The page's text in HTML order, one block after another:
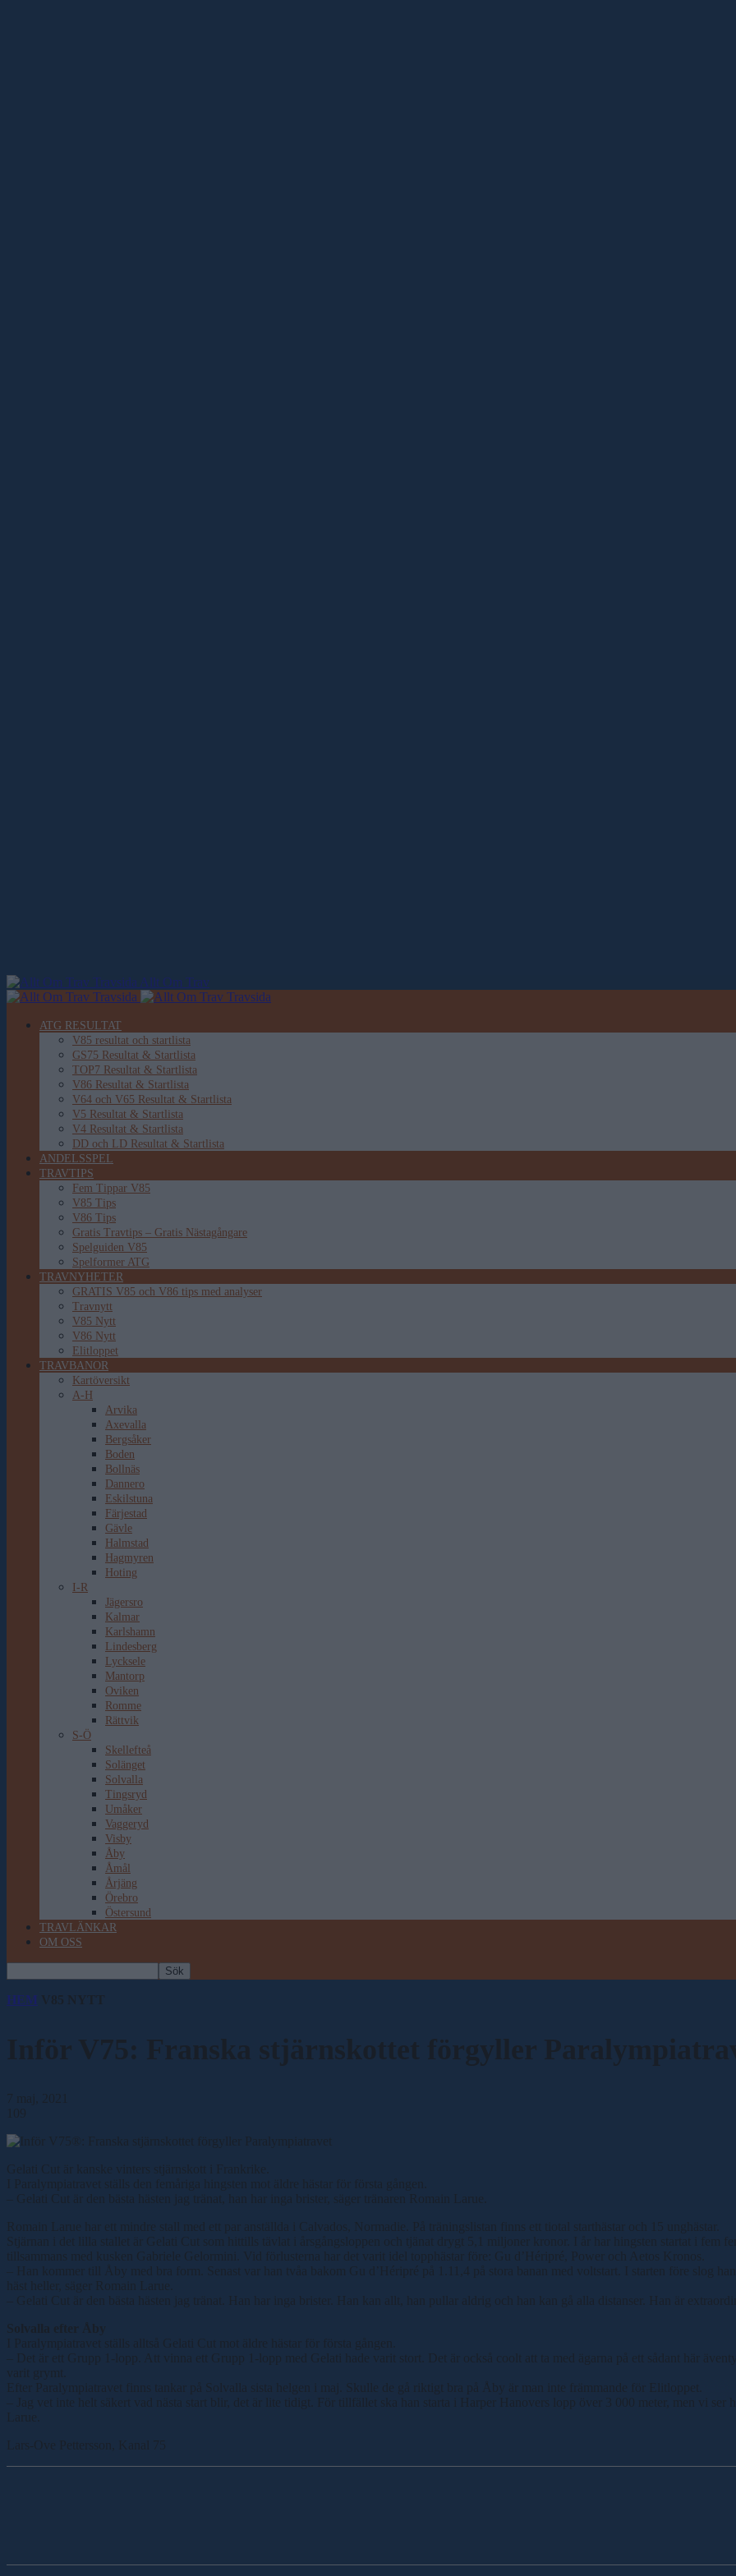
Allt Om Trav
ATG RESULTAT
V85 resultat och startlista
GS75 Resultat & Startlista
TOP7 Resultat & Startlista
V86 Resultat & Startlista
V64 och V65 Resultat & Startlista
V5 Resultat & Startlista
V4 Resultat & Startlista
DD och LD Resultat & Startlista
ANDELSSPEL
TRAVTIPS
Fem Tippar V85
V85 Tips
V86 Tips
Gratis Travtips – Gratis Nästagångare
Spelguiden V85
Spelformer ATG
TRAVNYHETER
GRATIS V85 och V86 tips med analyser
Travnytt
V85 Nytt
V86 Nytt
Elitloppet
TRAVBANOR
Kartöversikt
A-H
Arvika
Axevalla
Bergsåker
Boden
Bollnäs
Dannero
Eskilstuna
Färjestad
Gävle
Halmstad
Hagmyren
Hoting
I-R
Jägersro
Kalmar
Karlshamn
Lindesberg
Lycksele
Mantorp
Oviken
Romme
Rättvik
S-Ö
Skellefteå
Solänget
Solvalla
Tingsryd
Umåker
Vaggeryd
Visby
Åby
Åmål
Årjäng
Örebro
Östersund
TRAVLÄNKAR
OM OSS
HEM V85 NYTT
Inför V75: Franska stjärnskottet förgyller
7 maj, 2021
109
Gelati Cut är kanske vinters stjärnskott i Frankrike.
I Paralympiatravet ställs den femåriga hingsten mot äldre hästar för första gången.
– Gelati Cut är den bästa hästen jag tränat, han har inga brister, säger tränaren Romain Larue.
Romain Larue har ett mindre stall med ett par anställda i Calvados, Normadie. På träningslistan finns ett tiotal starthästar och 15 unghästar.
Stjärnan i det lilla stallet är Gelati Cut som hittills tävlat i årsgångsloppen och tjänat drygt 5,1 miljoner kronor. I år har hingsten startat i fem
tillsammans med kusken Gabriele Gelormini. Vid förlusterna har det varit idel topphästar före: Gu d’Héripré, Power och Aetos Kronos.
– Han kommer till Åby med bra form. Senast var han tvåa bakom Gu d’Héripré på 1.11,4 på stora banan med voltstart. I starten före slog
häst heller, säger Romain Larue.
– Gelati Cut är den bästa hästen jag tränat. Han har inga brister. Han kan allt, han pullar aldrig och han kan gå alla distanser. Han är
Solvalla efter Åby
I Paralympiatravet ställs alltså Gelati Cut mot äldre hästar för första gången.
– Det är ett Grupp 1-lopp. Att vinna ett Grupp 1-lopp med Gelati hade varit stort. Det är också coolt att ta med ägarna på ett sådant här
varit grymt.
Efter Paralympiatravet finns tankar på Solvalla sista helgen i maj. Skulle de gå riktigt bra på Åby är man inte främmande för Elitloppet.
– Jag vet inte helt säkert vad nästa start blir, det är lite tidigt. För tillfället ska han starta i Harper Hanovers lopp över 3 000 meter, men vi
Larue.
Lars-Ove Pettersson, Kanal 75